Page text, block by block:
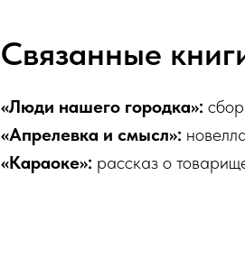
Связанные
«Люди нашего городка»:
«Апрелевка и смысл»:
«Караоке»: рассказ о